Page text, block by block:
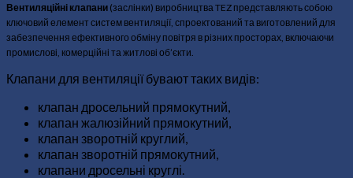
Вентиляційні клапани (заслінки) виробництва TEZ представляють собою
ключовий елемент систем вентиляції, спроектований та виготовлений для
забезпечення ефективного обміну повітря в різних просторах, включаючи
промислові, комерційні та житлові об’єкти.
Клапани для вентиляції бувают таких видів:
клапан дросельний прямокутний,
клапан жалюзійний прямокутний,
клапан зворотній круглий,
клапан зворотній прямокутний,
клапани дросельні круглі.